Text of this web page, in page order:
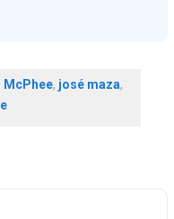
McPhee, josé maza,